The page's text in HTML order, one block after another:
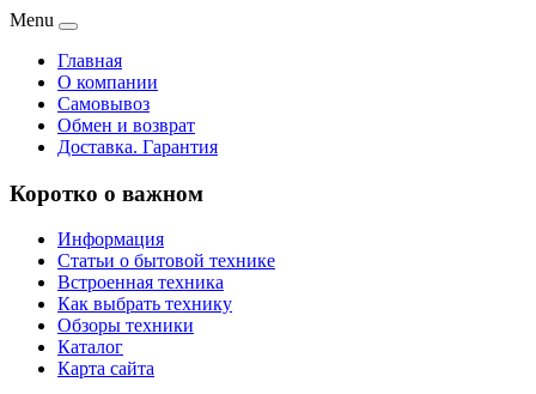
Menu
Главная
О компании
Самовывоз
Обмен и возврат
Доставка. Гарантия
Коротко о важном
Информация
Статьи о бытовой технике
Встроенная техника
Как выбрать технику
Обзоры техники
Каталог
Карта сайта